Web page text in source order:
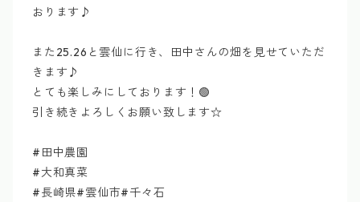
おります♪
また25.26と雲仙に行き、田中さんの畑を見せていただ
きます♪
とても楽しみにしております！🟢
引き続きよろしくお願い致します☆
#田中農園
#大和真菜
#長崎県#雲仙市#千々石